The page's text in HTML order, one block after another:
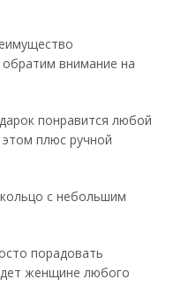
внимание на
понравится любой
плюс ручной
с небольшим
порадовать
женщине любого